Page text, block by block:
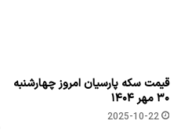
قیمت سکه پارسیان امروز چهارشنبه
۳۰ مهر ۱۴۰۴
2025-10-22